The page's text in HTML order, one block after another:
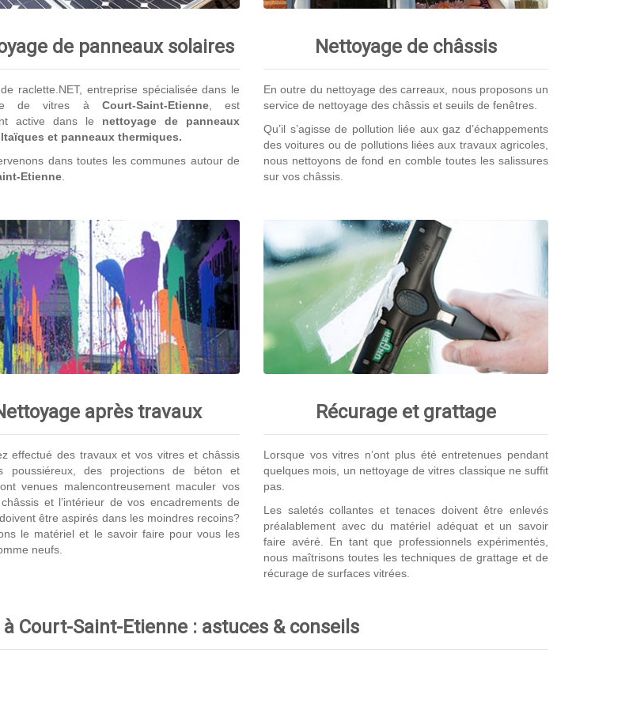
de panneaux solaires
raclette.NET, entreprise spécialisée dans le
de vitres à Court-Saint-Etienne, est
active dans le nettoyage de panneaux
et panneaux thermiques.
dans toutes les communes autour de
Etienne
Nettoyage de châssis
En outre du nettoyage des carreaux, nous proposons un
service de nettoyage des châssis et seuils de fenêtres.
Qu’il s’agisse de pollution liée aux gaz d’échappements
des voitures ou de pollutions liées aux travaux agricoles,
nous nettoyons de fond en comble toutes les salissures
sur vos châssis.
après travaux
effectué des travaux et vos vitres et châssis
poussiéreux, des projections de béton et
venues malencontreusement maculer vos
et l’intérieur de vos encadrements de
être aspirés dans les moindres recoins?
le matériel et le savoir faire pour vous les
neufs.
Récurage et grattage
Lorsque vos vitres n’ont plus été entretenues pendant
quelques mois, un nettoyage de vitres classique ne suffit
pas.
Les saletés collantes et tenaces doivent être enlevés
préalablement avec du matériel adéquat et un savoir
faire avéré. En tant que professionnels expérimentés,
nous maîtrisons toutes les techniques de grattage et de
récurage de surfaces vitrées.
Court-Saint-Etienne : astuces & conseils